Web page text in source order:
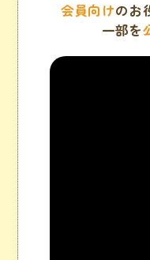
会員向けのお
一部を